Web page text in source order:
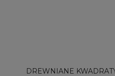
DREWNIANE